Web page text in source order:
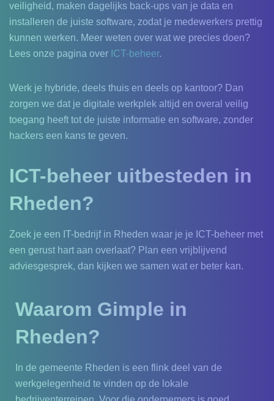
veiligheid, maken dagelijks back-ups van je data en
installeren de juiste software, zodat je medewerkers prettig
kunnen werken. Meer weten over wat we precies doen?
Lees onze pagina over ICT-beheer.
Werk je hybride, deels thuis en deels op kantoor? Dan
zorgen we dat je digitale werkplek altijd en overal veilig
toegang heeft tot de juiste informatie en software, zonder
hackers een kans te geven.
ICT-beheer uitbesteden in
Rheden?
Zoek je een IT-bedrijf in Rheden waar je je ICT-beheer met
een gerust hart aan overlaat? Plan een vrijblijvend
adviesgesprek, dan kijken we samen wat er beter kan.
Waarom Gimple in
Rheden?
In de gemeente Rheden is een flink deel van de
werkgelegenheid te vinden op de lokale